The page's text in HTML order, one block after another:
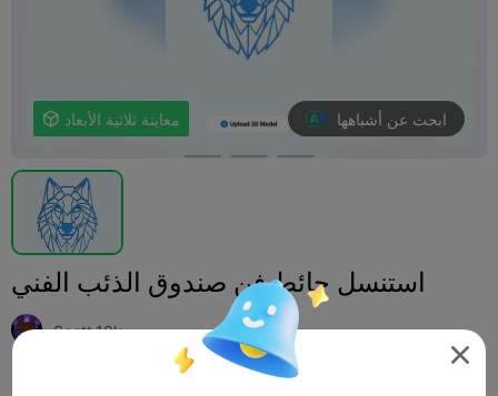
 معاينة ثلاثية الأبعاد ابحث عن أشباهها
استنسل حائط فن صندوق الذئب الفني
Scott.10k
